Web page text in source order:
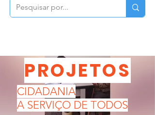
PROJETOS
CIDADANIA
A SERVIÇO DE TODOS